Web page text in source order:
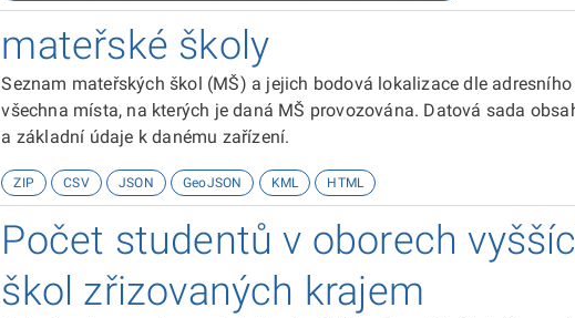
mateřské školy
Seznam mateřských škol (MŠ) a jejich bodová lokalizace dle
všechna místa, na kterých je daná MŠ provozována. Datová sada
a základní údaje k danému zařízení.
ZIP CSV JSON GeoJSON KML HTML
Počet studentů v oborech
škol zřizovaných krajem